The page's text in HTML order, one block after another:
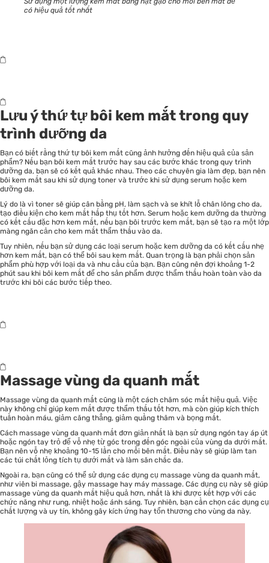
có hiệu quả tốt nhất
Lưu ý thứ tự bôi kem mắt trong quy
trình dưỡng da
Bạn có biết rằng thứ tự bôi kem mắt cũng ảnh hưởng đến hiệu quả của sản
phẩm? Nếu bạn bôi kem mắt trước hay sau các bước khác trong quy trình
dưỡng da, bạn sẽ có kết quả khác nhau. Theo các chuyên gia làm đẹp, bạn nên
bôi kem mắt sau khi sử dụng toner và trước khi sử dụng serum hoặc kem
dưỡng da.
Lý do là vì toner sẽ giúp cân bằng pH, làm sạch và se khít lỗ chân lông cho da,
tạo điều kiện cho kem mắt hấp thụ tốt hơn. Serum hoặc kem dưỡng da thường
có kết cấu đặc hơn kem mắt, nếu bạn bôi trước kem mắt, bạn sẽ tạo ra một lớp
màng ngăn cản cho kem mắt thẩm thấu vào da.
Tuy nhiên, nếu bạn sử dụng các loại serum hoặc kem dưỡng da có kết cấu nhẹ
hơn kem mắt, bạn có thể bôi sau kem mắt. Quan trọng là bạn phải chọn sản
phẩm phù hợp với loại da và nhu cầu của bạn. Bạn cũng nên đợi khoảng 1-2
phút sau khi bôi kem mắt để cho sản phẩm được thẩm thấu hoàn toàn vào da
trước khi bôi các bước tiếp theo.
Massage vùng da quanh mắt
Massage vùng da quanh mắt cũng là một cách chăm sóc mắt hiệu quả. Việc
này không chỉ giúp kem mắt được thẩm thấu tốt hơn, mà còn giúp kích thích
tuần hoàn máu, giảm căng thẳng, giảm quầng thâm và bọng mắt.
Cách massage vùng da quanh mắt đơn giản nhất là bạn sử dụng ngón tay áp út
hoặc ngón tay trỏ để vỗ nhẹ từ góc trong đến góc ngoài của vùng da dưới mắt.
Bạn nên vỗ nhẹ khoảng 10-15 lần cho mỗi bên mắt. Điều này sẽ giúp làm tan
các túi chất lỏng tích tụ dưới mắt và làm săn chắc da.
Ngoài ra, bạn cũng có thể sử dụng các dụng cụ massage vùng da quanh mắt,
như viên bi massage, gậy massage hay máy massage. Các dụng cụ này sẽ giúp
massage vùng da quanh mắt hiệu quả hơn, nhất là khi được kết hợp với các
chức năng như rung, nhiệt hoặc ánh sáng. Tuy nhiên, bạn cần chọn các dụng cụ
chất lượng và uy tín, không gây kích ứng hay tổn thương cho vùng da này.